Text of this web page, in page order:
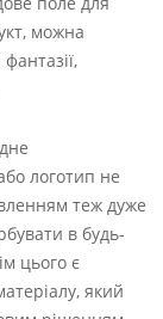
можна
логотип не
теж дуже
в будь-
цього є
який